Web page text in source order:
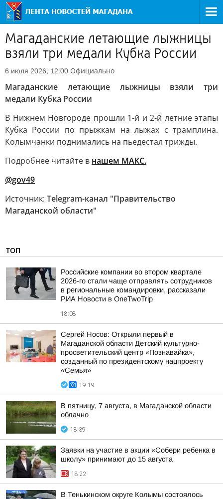
Магаданские летающие лыжницы
взяли три медали Кубка России
6 июля 2026, 12:00 Официально
Магаданские летающие лыжницы взяли три
медали Кубка России
В Нижнем Новгороде прошли 1-й и 2-й летние этапы
Кубка России по прыжкам на лыжах с трамплина.
Колымчанки поднимались на пьедестал трижды.
Подробнее читайте в нашем МАКС.
@gov49
Источник: Telegram-канал "Правительство
Магаданской области"
ТОП
Российские компании во втором квартале
2026-го стали чаще отправлять сотрудников
в региональные командировки, рассказали
РИА Новости в OneTwoTrip
18:08
Сергей Носов: Открыли первый в
Магаданской области Детский культурно-
просветительский центр «Познавайка»,
созданный по президентскому нацпроекту
«Семья»
19:19
В пятницу, 7 августа, в Магаданской области
облачно
18:39
Заявки на участие в акции «Собери ребенка в
школу» принимают до 15 августа
18:22
В Тенькинском округе Колымы состоялось